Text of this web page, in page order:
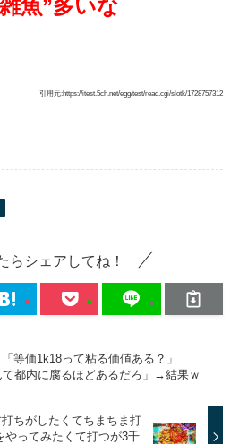
魚”多いな
引用元:https://itest.5ch.net/egg/test/read.cgi/slotk/1728757312
らシェアしてね！
「等価1k18って粘る価値ある？」
都内に腐るほどあるだろ」→結果ｗ
打ちがしたくてちまちま打
やってみたくて打つが3千